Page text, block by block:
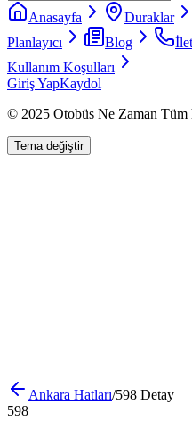
Anasayfa Duraklar
Planlayıcı
Blog
Kullanım Koşulları
Giriş YapKaydol
© 2025 Otobüs Ne Zaman Tüm
Tema değiştir
Ankara Hatları/598 Detay
598